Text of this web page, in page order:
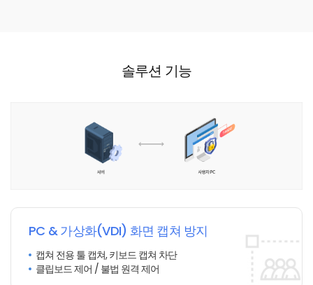
솔루션 기능
PC & 가상화(VDI) 화면 캡쳐 방지
캡쳐 전용 툴 캡쳐, 키보드 캡쳐 차단
클립보드 제어 / 불법 원격 제어